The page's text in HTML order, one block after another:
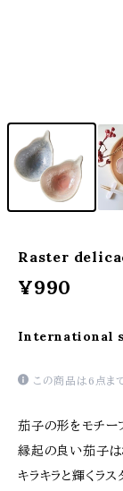
Raster
¥990
International
この商品は6点ま
茄子の形をモチー
縁起の良い茄子は
キラキラと輝くラ